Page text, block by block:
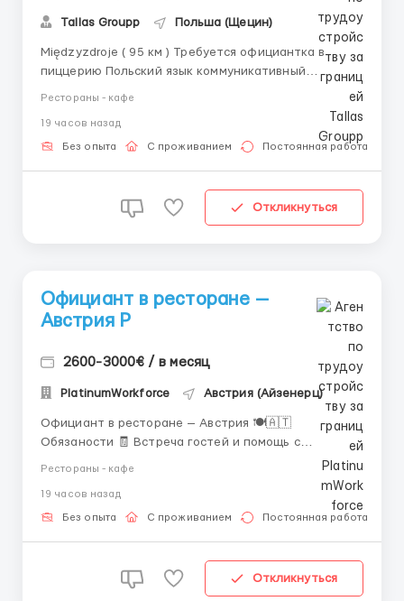
Tallas Groupp Польша (Щецин)
Międzyzdroje ( 95 км ) Требуется официантка в
пиццерию Польский язык коммуникативный
Заработная плата: 3500 злотых нетто первый месяц
, после 4000-4500 злотых нетто Постоянная, ста...
Рестораны - кафе
19 часов назад
Без опыта С проживанием Постоянная работа
Откликнуться
Официант в ресторане —
Австрия Р
2600-3000€ / в месяц
PlatinumWorkforce Австрия (Айзенерц)
Официант в ресторане — Австрия 🍽️🇦🇹
Обязаности 🧾 Встреча гостей и помощь с
размещением Вы приветливо встречаете гостей
ресторана, помогаете им выбрать удобный столик и
создаёте приятную атмосферу с первых секунд.
Иногда достаточно улыбки и дружелюбного "Добро
Рестораны - кафе
19 часов назад
Без опыта С проживанием Постоянная работа
Откликнуться